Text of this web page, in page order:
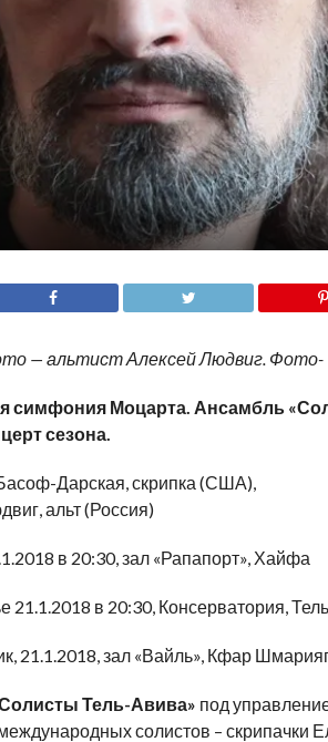
— альтист Алексей Людвиг. Фото-
симфония Моцарта. Ансамбль
сезона.
Дарская, скрипка (США),
альт (Россия)
в 20:30, зал «Рапапорт», Хайфа
21.1.2018 в 20:30, Консерватория,
21.1.2018, зал «Вайль», Кфар
Тель-Авива» под
солистов – скрипачки